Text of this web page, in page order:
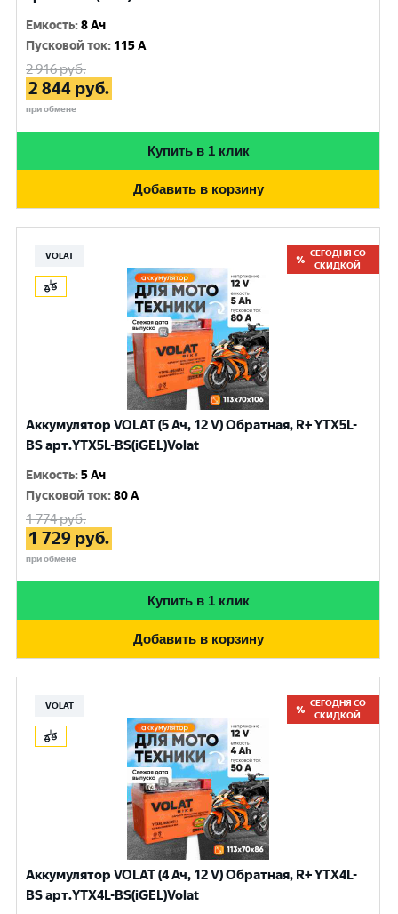
Емкость:8 Ач
Пусковой ток: 115 A
2 916руб.
2 844 руб.
при обмене
Купить в 1 клик
Добавить в корзину
VOLAT
СЕГОДНЯ СО
СКИДКОЙ
Аккумулятор VOLAT (5 Ач, 12 V) Обратная, R+ YTX5L-
BS арт.YTX5L-BS(iGEL)Volat
Емкость:5 Ач
Пусковой ток:80 A
1 774руб.
1 729 руб.
при обмене
Купить в 1 клик
Добавить в корзину
VOLAT
СЕГОДНЯ СО
СКИДКОЙ
Аккумулятор VOLAT (4 Ач, 12 V) Обратная, R+ YTX4L-
BS арт.YTX4L-BS(iGEL)Volat